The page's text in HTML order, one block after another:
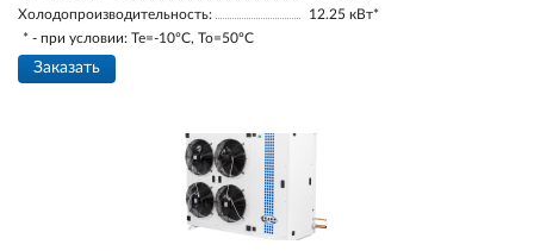
Холодопроизводительность:
12.25 кВт*
* - при условии: Te=-10ºC, To=50ºC
Заказать